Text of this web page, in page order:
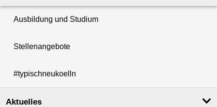
Ausbildung und Studium
Stellenangebote
#typischneukoelln
Aktuelles